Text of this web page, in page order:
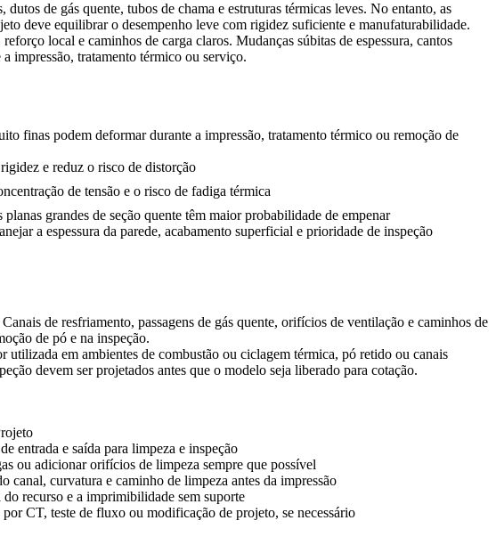
de gás quente, tubos de chama e estruturas térmicas leves. No entanto, as
deve equilibrar o desempenho leve com rigidez suficiente e manufaturabilidade.
local e caminhos de carga claros. Mudanças súbitas de espessura, cantos
impressão, tratamento térmico ou serviço.
finas podem deformar durante a impressão, tratamento térmico ou remoção de
e reduz o risco de distorção
de tensão e o risco de fadiga térmica
planas grandes de seção quente têm maior probabilidade de empenar
a espessura da parede, acabamento superficial e prioridade de inspeção
de resfriamento, passagens de gás quente, orifícios de ventilação e caminhos de
de pó e na inspeção.
utilizada em ambientes de combustão ou ciclagem térmica, pó retido ou canais
devem ser projetados antes que o modelo seja liberado para cotação.
entrada e saída para limpeza e inspeção
ou adicionar orifícios de limpeza sempre que possível
canal, curvatura e caminho de limpeza antes da impressão
do recurso e a imprimibilidade sem suporte
CT, teste de fluxo ou modificação de projeto, se necessário